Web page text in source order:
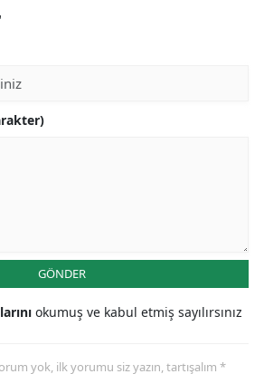
GÖNDER
okumuş ve kabul etmiş sayılırsınız
yok, ilk yorumu siz yazın, tartışalım *